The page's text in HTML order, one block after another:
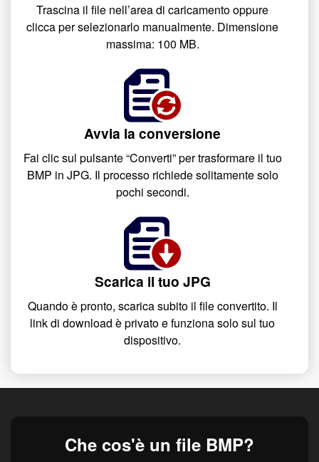
Trascina il file nell’area di caricamento oppure
clicca per selezionarlo manualmente. Dimensione
massima: 100 MB.
Avvia la conversione
Fai clic sul pulsante “Converti” per trasformare il tuo
BMP in JPG. Il processo richiede solitamente solo
pochi secondi.
Scarica il tuo JPG
Quando è pronto, scarica subito il file convertito. Il
link di download è privato e funziona solo sul tuo
dispositivo.
Che cos'è un file BMP?